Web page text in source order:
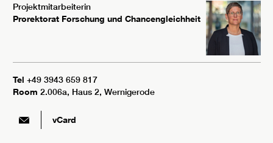
Projektmitarbeiterin
Prorektorat Forschung und Chancengleichheit
Tel +49 3943 659 817
Room 2.006a, Haus 2, Wernigerode
vCard